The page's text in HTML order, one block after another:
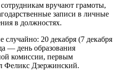
вручают грамоты,
записи в личные
в должностях.
случайно: 20 декабря (7 декабря
— день образования
комиссии, первым
Феликс Дзержинский.